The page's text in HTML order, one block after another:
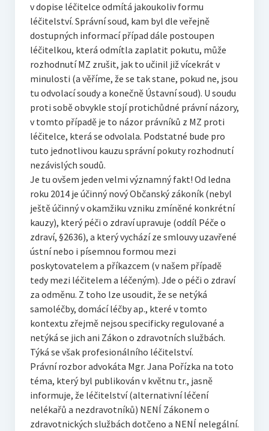
v dopise léčitelce odmítá jakoukoliv formu
léčitelství. Správní soud, kam byl dle veřejně
dostupných informací případ dále postoupen
léčitelkou, která odmítla zaplatit pokutu, může
rozhodnutí MZ zrušit, jak to učinil již vícekrát v
minulosti (a věříme, že se tak stane, pokud ne, jsou
tu odvolací soudy a konečně Ústavní soud). U soudu
proti sobě obvykle stojí protichůdné právní názory,
v tomto případě je to názor právníků z MZ proti
léčitelce, která se odvolala. Podstatné bude pro
tuto jednotlivou kauzu správní pokuty rozhodnutí
nezávislých soudů.
Je tu ovšem jeden velmi významný fakt! Od ledna
roku 2014 je účinný nový Občanský zákoník (nebyl
ještě účinný v okamžiku vzniku zmíněné konkrétní
kauzy), který péči o zdraví upravuje (oddíl Péče o
zdraví, §2636), a který vychází ze smlouvy uzavřené
ústní nebo i písemnou formou mezi
poskytovatelem a příkazcem (v našem případě
tedy mezi léčitelem a léčeným). Jde o péči o zdraví
za odměnu. Z toho lze usoudit, že se netýká
samoléčby, domácí léčby ap., které v tomto
kontextu zřejmě nejsou specificky regulované a
netýká se jich ani Zákon o zdravotních službách.
Týká se však profesionálního léčitelství.
Právní rozbor advokáta Mgr. Jana Pořízka na toto
téma, který byl publikován v květnu tr., jasně
informuje, že léčitelství (alternativní léčení
nelékařů a nezdravotníků) NENÍ Zákonem o
zdravotnických službách dotčeno a NENÍ nelegální.